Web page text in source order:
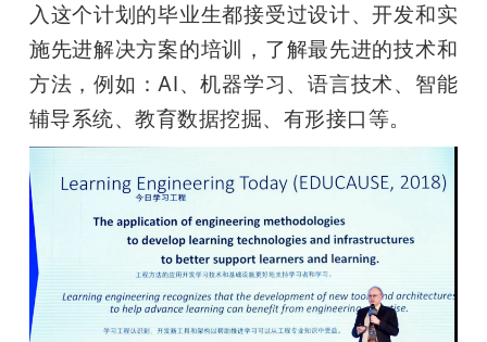
入这个计划的毕业生都接受过设计、开发和实
施先进解决方案的培训，了解最先进的技术和
方法，例如：AI、机器学习、语言技术、智能
辅导系统、教育数据挖掘、有形接口等。